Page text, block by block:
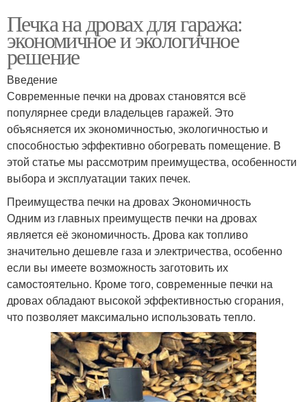
Печка на дровах для гаража:
экономичное и экологичное
решение
Введение
Современные печки на дровах становятся всё
популярнее среди владельцев гаражей. Это
объясняется их экономичностью, экологичностью и
способностью эффективно обогревать помещение. В
этой статье мы рассмотрим преимущества, особенности
выбора и эксплуатации таких печек.
Преимущества печки на дровах Экономичность
Одним из главных преимуществ печки на дровах
является её экономичность. Дрова как топливо
значительно дешевле газа и электричества, особенно
если вы имеете возможность заготовить их
самостоятельно. Кроме того, современные печки на
дровах обладают высокой эффективностью сгорания,
что позволяет максимально использовать тепло.